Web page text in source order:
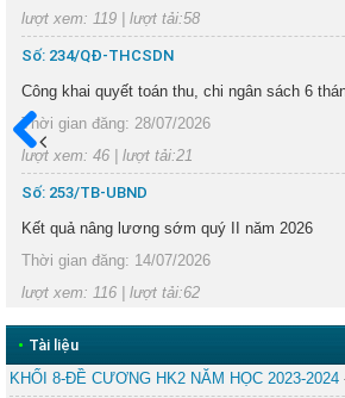
Trước
lượt xem: 119 | lượt tải:58
Số: 234/QĐ-THCSDN
Công khai quyết toán thu, chi ngân sách 6
Thời gian đăng: 28/07/2026
lượt xem: 46 | lượt tải:21
Số: 253/TB-UBND
Kết quả nâng lương sớm quý II năm 2026
Thời gian đăng: 14/07/2026
lượt xem: 116 | lượt tải:62
• Tài liệu
KHỐI 8-ĐỀ CƯƠNG HK2 NĂM HỌC 2023-2024